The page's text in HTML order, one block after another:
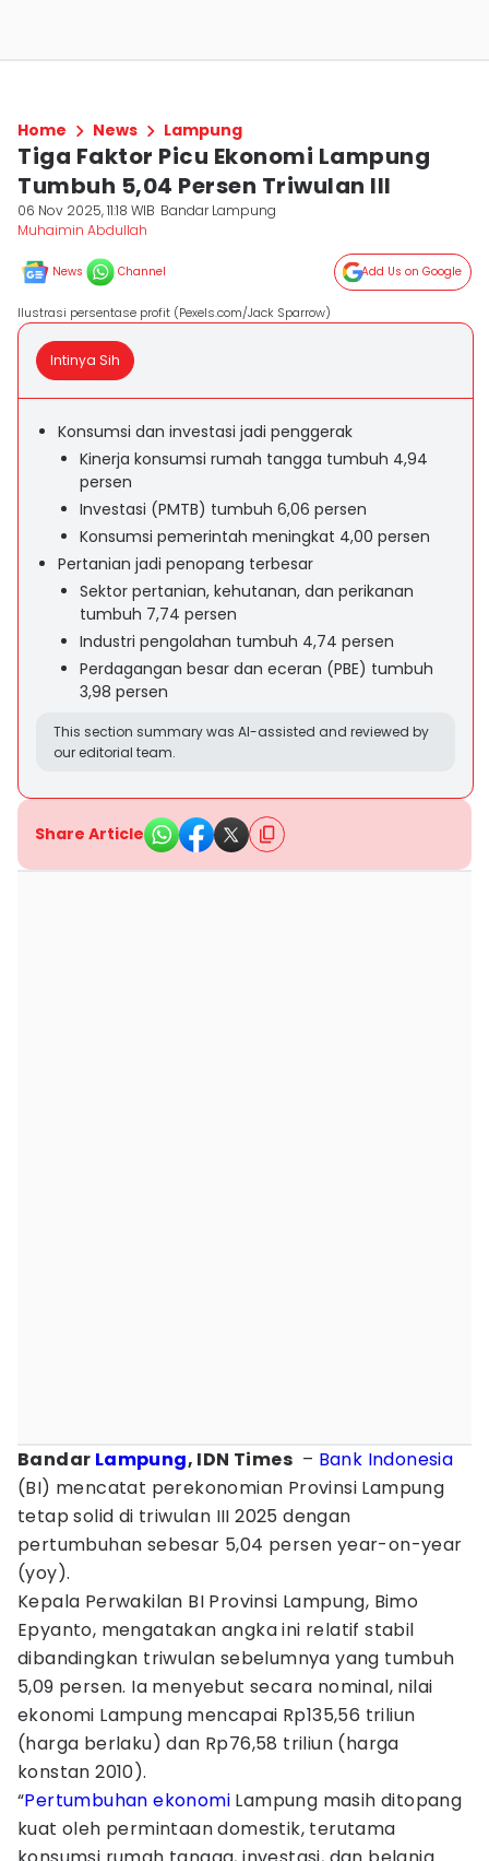
Home News Lampung
Tiga Faktor Picu Ekonomi Lampung
Tumbuh 5,04 Persen Triwulan III
06 Nov 2025, 11:18 WIB Bandar Lampung
Muhaimin Abdullah
News Channel Add Us on Google
Ilustrasi persentase profit (Pexels.com/Jack Sparrow)
Intinya Sih
Konsumsi dan investasi jadi penggerak
Kinerja konsumsi rumah tangga tumbuh 4,94
persen
Investasi (PMTB) tumbuh 6,06 persen
Konsumsi pemerintah meningkat 4,00 persen
Pertanian jadi penopang terbesar
Sektor pertanian, kehutanan, dan perikanan
tumbuh 7,74 persen
Industri pengolahan tumbuh 4,74 persen
Perdagangan besar dan eceran (PBE) tumbuh
3,98 persen
This section summary was AI-assisted and reviewed by
our editorial team.
Share Article
Bandar Lampung, IDN Times – Bank Indonesia
(BI) mencatat perekonomian Provinsi Lampung
tetap solid di triwulan III 2025 dengan
pertumbuhan sebesar 5,04 persen year-on-year
(yoy).
Kepala Perwakilan BI Provinsi Lampung, Bimo
Epyanto, mengatakan angka ini relatif stabil
dibandingkan triwulan sebelumnya yang tumbuh
5,09 persen. Ia menyebut secara nominal, nilai
ekonomi Lampung mencapai Rp135,56 triliun
(harga berlaku) dan Rp76,58 triliun (harga
konstan 2010).
“Pertumbuhan ekonomi Lampung masih ditopang
kuat oleh permintaan domestik, terutama